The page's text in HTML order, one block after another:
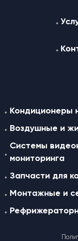
Кондиционеры
Воздушные и
Системы
мониторинга
Запчасти для
Монтажные и